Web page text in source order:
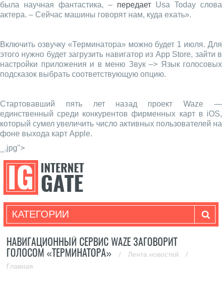
была научная фантастика, – передает Usa Today слова
актера. – Сейчас машины говорят нам, куда ехать».
Включить озвучку «Терминатора» можно будет 1 июля. Для
этого нужно будет загрузить навигатор из App Store, зайти в
настройки приложения и в меню Звук –> Язык голосовых
подсказок выбрать соответствующую опцию.
Стартовавший пять лет назад проект Waze —
единственный среди конкурентов фирменных карт в iOS,
который сумел увеличить число активных пользователей на
фоне выхода карт Apple.
_.jpg">
КАТЕГОРИИ
НАВИГАЦИОННЫЙ СЕРВИС WAZE ЗАГОВОРИТ
ГОЛОСОМ «ТЕРМИНАТОРА»
/ Лента новостей
/
Главная